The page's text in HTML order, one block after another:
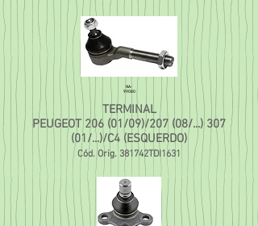
NA-
99080
TERMINAL
PEUGEOT 206 (01/09)/207 (08/...) 307
(01/...)/C4 (ESQUERDO)
Cód. Orig. 381742TDI1631